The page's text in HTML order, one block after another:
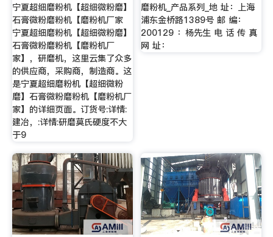
宁夏超细磨粉机【超细微粉磨】
石膏微粉磨粉机【磨粉机厂家
宁夏超细磨粉机【超细微粉磨】
石膏微粉磨粉机【磨粉机厂
家】，研磨机，这里云集了众多
的供应商，采购商，制造商。这
是宁夏超细磨粉机【超细微粉
磨】石膏微粉磨粉机【磨粉机厂
家】的详细页面。订货号:详情:
建冶，:详情:研磨莫氏硬度不大
于9
磨粉机_产品系列_地 址：上海
浦东金桥路1389号 邮 编：
200129 ：杨先生 电 话 传 真
网 址：